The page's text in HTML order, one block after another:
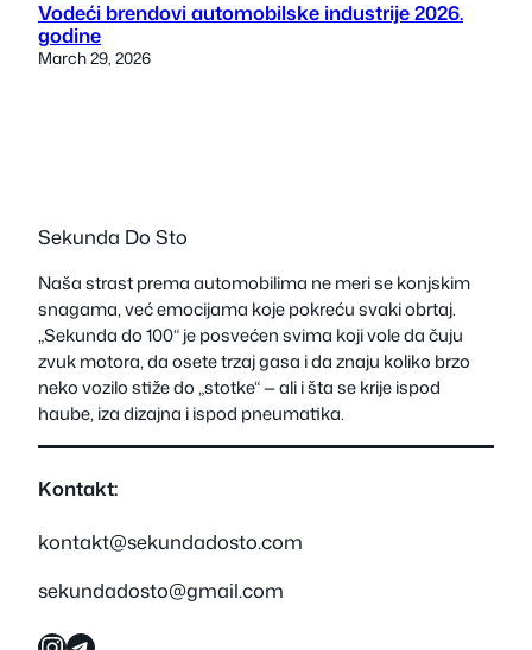
Vodeći brendovi automobilske industrije 2026.
godine
March 29, 2026
Sekunda Do Sto
Naša strast prema automobilima ne meri se konjskim
snagama, već emocijama koje pokreću svaki obrtaj.
„Sekunda do 100“ je posvećen svima koji vole da čuju
zvuk motora, da osete trzaj gasa i da znaju koliko brzo
neko vozilo stiže do „stotke“ — ali i šta se krije ispod
haube, iza dizajna i ispod pneumatika.
Kontakt:
kontakt@sekundadosto.com
sekundadosto@gmail.com